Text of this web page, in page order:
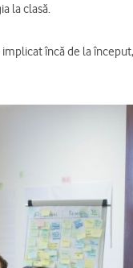
la clasă.
încă de la